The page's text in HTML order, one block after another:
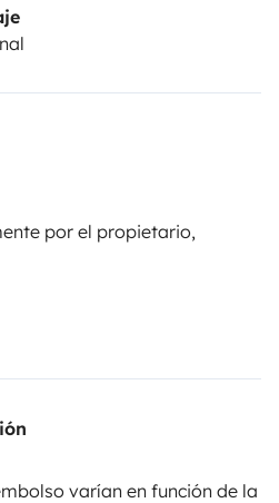
por el propietario,
varían en función de la